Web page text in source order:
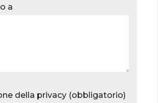
a
della privacy (obbligatorio)